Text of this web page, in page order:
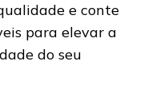
e conte
para elevar a
do seu